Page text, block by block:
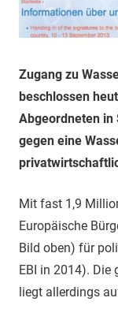
Zugang zu
beschlossen
Abgeordneten in
gegen eine
Mit fast 1,9
Europäische
Bild oben) für
EBI in 2014). Die
liegt allerdings